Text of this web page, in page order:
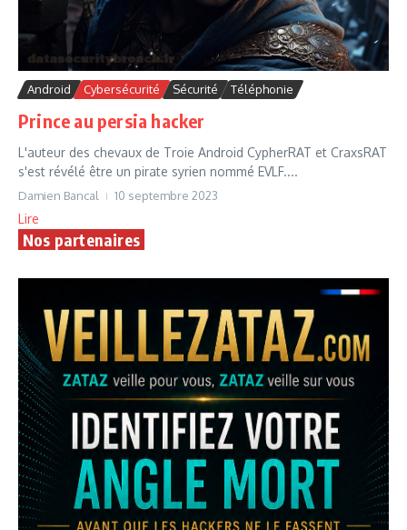
Android Cybersécurité Sécurité Téléphonie
Prince au persia hacker
L'auteur des chevaux de Troie Android CypherRAT et CraxsRAT
s'est révélé être un pirate syrien nommé EVLF....
Damien Bancal 10 septembre 2023
Lire
Nos partenaires